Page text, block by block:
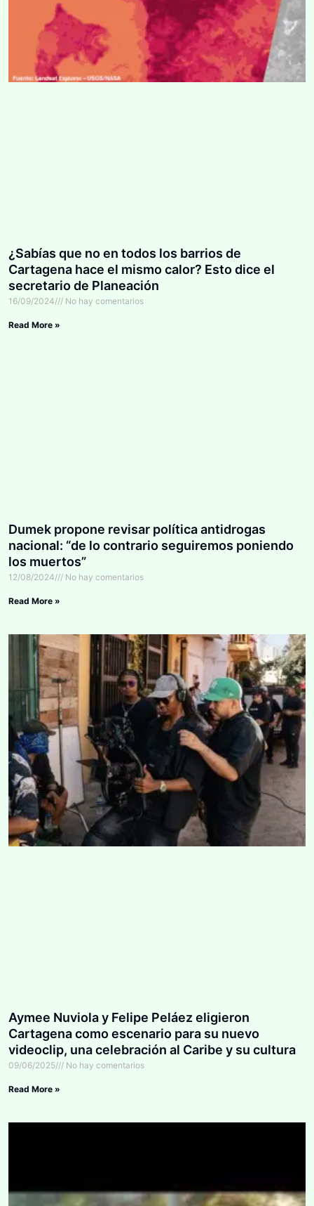
¿Sabías que no en todos los barrios de
Cartagena hace el mismo calor? Esto dice el
secretario de Planeación
16/09/2024 No hay comentarios
Read More »
Dumek propone revisar política antidrogas
nacional: “de lo contrario seguiremos poniendo
los muertos”
12/08/2024 No hay comentarios
Read More »
Aymee Nuviola y Felipe Peláez eligieron
Cartagena como escenario para su nuevo
videoclip, una celebración al Caribe y su cultura
09/06/2025 No hay comentarios
Read More »